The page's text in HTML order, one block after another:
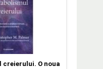
creierului. O noua